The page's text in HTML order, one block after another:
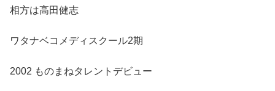
相方は高田健志
ワタナベコメディスクール2期
2002 ものまねタレントデビュー